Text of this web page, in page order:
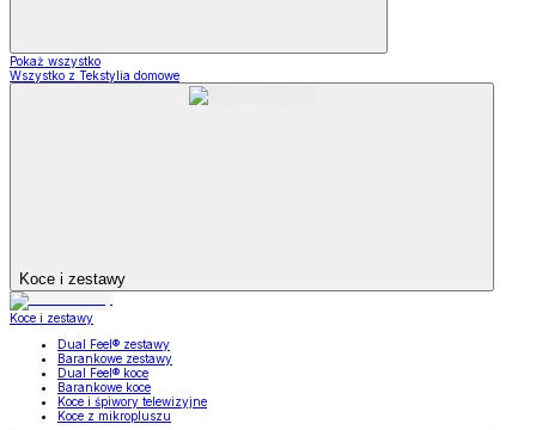
Pokaż wszystko
Wszystko z Tekstylia domowe
Koce i zestawy
Koce i zestawy
Dual Feel® zestawy
Barankowe zestawy
Dual Feel® koce
Barankowe koce
Koce i śpiwory telewizyjne
Koce z mikropluszu